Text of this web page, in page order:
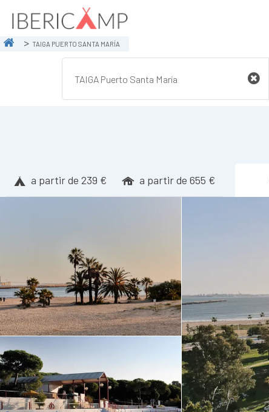
TAIGA PUERTO SANTA MARÍA
a partir de 239 € a partir de 655 €